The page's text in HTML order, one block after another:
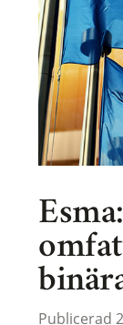
Publicerad